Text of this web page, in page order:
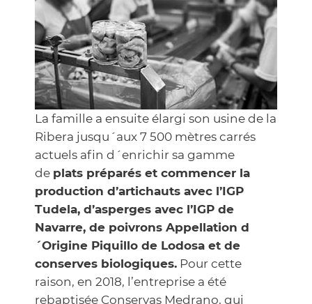
La famille a ensuite élargi son usine de la
Ribera jusqu´aux 7 500 mètres carrés
actuels afin d´enrichir sa gamme
de plats préparés et commencer la
production d’artichauts avec l’IGP
Tudela, d’asperges avec l’IGP de
Navarre, de poivrons Appellation d
´Origine Piquillo de Lodosa et de
conserves biologiques. Pour cette
raison, en 2018, l’entreprise a été
rebaptisée Conservas Medrano, qui